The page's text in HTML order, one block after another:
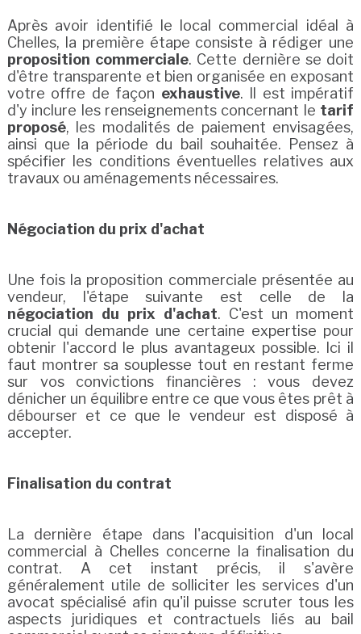
Après avoir identifié le local commercial idéal à
Chelles, la première étape consiste à rédiger une
proposition commerciale. Cette dernière se doit
d'être transparente et bien organisée en exposant
votre offre de façon exhaustive. Il est impératif
d'y inclure les renseignements concernant le tarif
proposé, les modalités de paiement envisagées,
ainsi que la période du bail souhaitée. Pensez à
spécifier les conditions éventuelles relatives aux
travaux ou aménagements nécessaires.
Négociation du prix d'achat
Une fois la proposition commerciale présentée au
vendeur, l'étape suivante est celle de la
négociation du prix d'achat. C'est un moment
crucial qui demande une certaine expertise pour
obtenir l'accord le plus avantageux possible. Ici il
faut montrer sa souplesse tout en restant ferme
sur vos convictions financières : vous devez
dénicher un équilibre entre ce que vous êtes prêt à
débourser et ce que le vendeur est disposé à
accepter.
Finalisation du contrat
La dernière étape dans l'acquisition d'un local
commercial à Chelles concerne la finalisation du
contrat. A cet instant précis, il s'avère
généralement utile de solliciter les services d'un
avocat spécialisé afin qu'il puisse scruter tous les
aspects juridiques et contractuels liés au bail